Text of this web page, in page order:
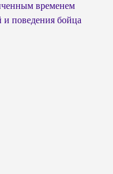
временем
и поведения бойца